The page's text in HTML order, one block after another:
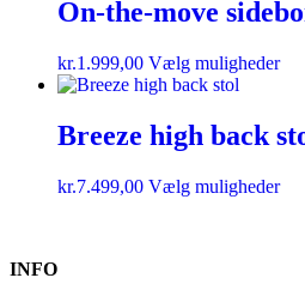
On-the-move
kr.1.999,00 Vælg muligheder
Breeze high back
kr.7.499,00 Vælg muligheder
INFO